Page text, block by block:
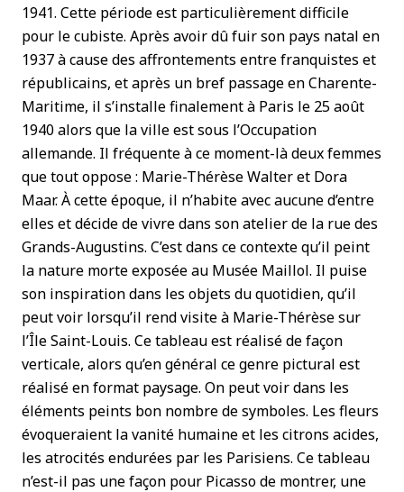
1941. Cette période est particulièrement difficile
pour le cubiste. Après avoir dû fuir son pays natal en
1937 à cause des affrontements entre franquistes et
républicains, et après un bref passage en Charente-
Maritime, il s’installe finalement à Paris le 25 août
1940 alors que la ville est sous l’Occupation
allemande. Il fréquente à ce moment-là deux femmes
que tout oppose : Marie-Thérèse Walter et Dora
Maar. À cette époque, il n’habite avec aucune d’entre
elles et décide de vivre dans son atelier de la rue des
Grands-Augustins. C’est dans ce contexte qu’il peint
la nature morte exposée au Musée Maillol. Il puise
son inspiration dans les objets du quotidien, qu’il
peut voir lorsqu’il rend visite à Marie-Thérèse sur
l’Île Saint-Louis. Ce tableau est réalisé de façon
verticale, alors qu’en général ce genre pictural est
réalisé en format paysage. On peut voir dans les
éléments peints bon nombre de symboles. Les fleurs
évoqueraient la vanité humaine et les citrons acides,
les atrocités endurées par les Parisiens. Ce tableau
n’est-il pas une façon pour Picasso de montrer, une